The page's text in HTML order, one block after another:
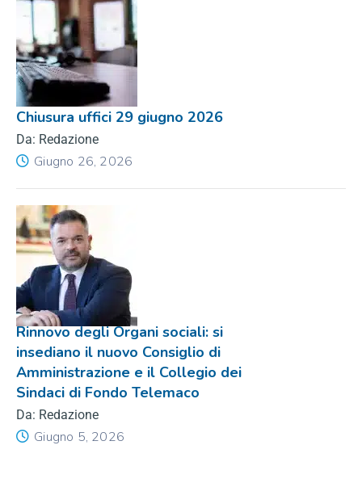
Chiusura uffici 29 giugno 2026
Da: Redazione
Giugno 26, 2026
Rinnovo degli Organi sociali: si
insediano il nuovo Consiglio di
Amministrazione e il Collegio dei
Sindaci di Fondo Telemaco
Da: Redazione
Giugno 5, 2026